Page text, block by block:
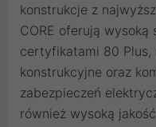
konstrukcje z
CORE oferują
certyfikatami 80 Plus,
konstrukcyjne oraz
zabezpieczeń
również wysoką